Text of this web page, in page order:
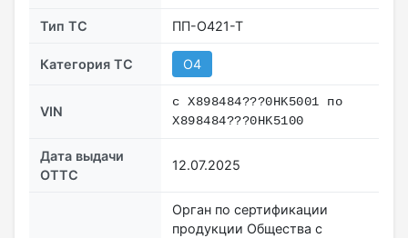
Тип ТС ПП-О421-Т
Категория ТС О4
VIN
с X898484???0HK5001 по
X898484???0HK5100
Дата выдачи
ОТТС
12.07.2025
Орган по сертификации
продукции Общества с